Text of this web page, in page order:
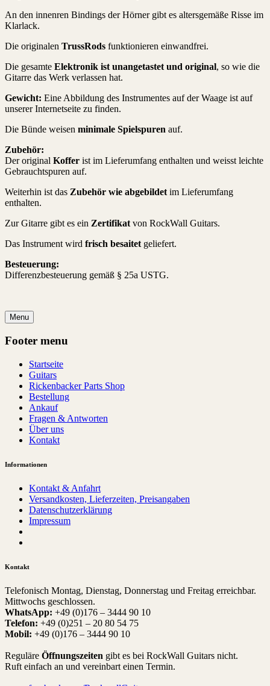
An den innenren Bindings der Hörner gibt es altersgemäße Risse im
Klarlack.
Die originalen TrussRods funktionieren einwandfrei.
Die gesamte Elektronik ist unangetastet und original, so wie die
Gitarre das Werk verlassen hat.
Gewicht: Eine Abbildung des Instrumentes auf der Waage ist auf
unserer Internetseite zu finden.
Die Bünde weisen minimale Spielspuren auf.
Zubehör:
Der original Koffer ist im Lieferumfang enthalten und weisst leichte
Gebrauchtspuren auf.
Weiterhin ist das Zubehör wie abgebildet im Lieferumfang
enthalten.
Zur Gitarre gibt es ein Zertifikat von RockWall Guitars.
Das Instrument wird frisch besaitet geliefert.
Besteuerung:
Differenzbesteuerung gemäß § 25a USTG.
Menu
Footer menu
Startseite
Guitars
Rickenbacker Parts Shop
Bestellung
Ankauf
Fragen & Antworten
Über uns
Kontakt
Informationen
Kontakt & Anfahrt
Versandkosten, Lieferzeiten, Preisangaben
Datenschutzerklärung
Impressum
Kontakt
Telefonisch Montag, Dienstag, Donnerstag und Freitag erreichbar.
Mittwochs geschlossen.
WhatsApp: +49 (0)176 – 3444 90 10
Telefon: +49 (0)251 – 20 80 54 75
Mobil: +49 (0)176 – 3444 90 10
Reguläre Öffnungszeiten gibt es bei RockWall Guitars nicht.
Ruft einfach an und vereinbart einen Termin.